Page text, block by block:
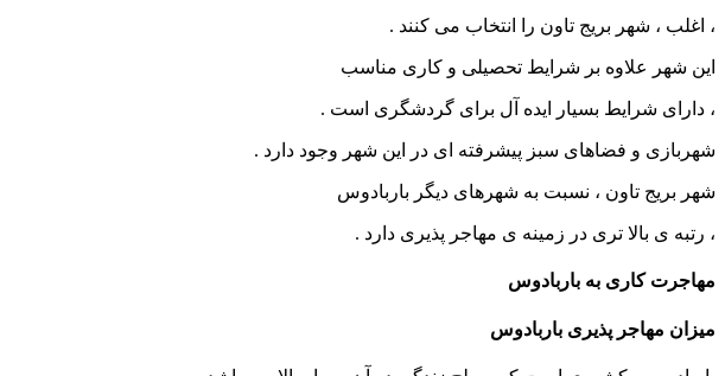
، اغلب ، شهر بریج تاون را انتخاب می کنند .
این شهر علاوه بر شرایط تحصیلی و کاری مناسب
، دارای شرایط بسیار ایده آل برای گردشگری است .
شهربازی و فضاهای سبز پیشرفته ای در این شهر وجود دارد .
شهر بریج تاون ، نسبت به شهرهای دیگر باربادوس
، رتبه ی بالا تری در زمینه ی مهاجر پذیری دارد .
مهاجرت کاری به باربادوس
میزان مهاجر پذیری باربادوس